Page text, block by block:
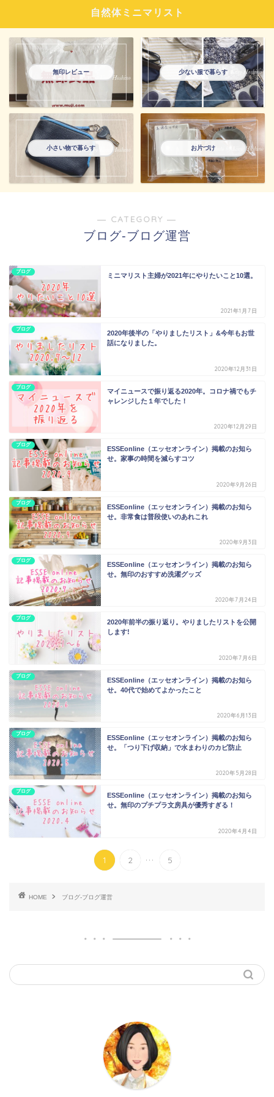
自然体ミニマリスト
無印レビュー 少ない服で暮らす
小さい物で暮らす お片づけ
― CATEGORY ―
ブログ-ブログ運営
ブログ
ミニマリスト主婦が2021年にやりたいこと10選。
2021年1月7日
ブログ
2020年後半の「やりましたリスト」&今年もお世
話になりました。
2020年12月31日
ブログ
マイニュースで振り返る2020年。コロナ禍でもチ
ャレンジした１年でした！
2020年12月29日
ブログ
ESSEonline（エッセオンライン）掲載のお知ら
せ。家事の時間を減らすコツ
2020年9月26日
ブログ
ESSEonline（エッセオンライン）掲載のお知ら
せ。非常食は普段使いのあれこれ
2020年9月3日
ブログ
ESSEonline（エッセオンライン）掲載のお知ら
せ。無印のおすすめ洗濯グッズ
2020年7月24日
ブログ
2020年前半の振り返り。やりましたリストを公開
します!
2020年7月6日
ブログ
ESSEonline（エッセオンライン）掲載のお知ら
せ。40代で始めてよかったこと
2020年6月13日
ブログ
ESSEonline（エッセオンライン）掲載のお知ら
せ。「つり下げ収納」で水まわりのカビ防止
2020年5月28日
ブログ
ESSEonline（エッセオンライン）掲載のお知ら
せ。無印のプチプラ文房具が優秀すぎる！
2020年4月4日
1 2 ... 5
HOME ブログ-ブログ運営